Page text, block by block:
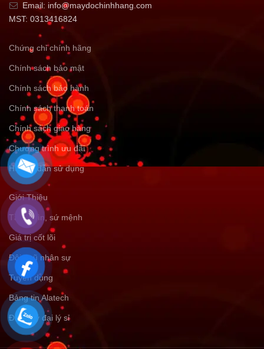
Email: info@maydochinhhang.com
MST: 0313416824
Chứng chỉ chính hãng
Chính sách bảo mật
Chính sách bảo hành
Chính sách thanh toán
Chính sách giao hàng
Chương trình ưu đãi
Hướng dẫn sử dụng
Giới Thiệu
Tầm nhìn, sứ mệnh
Giá trị cốt lõi
Đội ngũ nhân sự
Tuyển dụng
Bảng tin Alatech
Đăng ký đại lý sỉ